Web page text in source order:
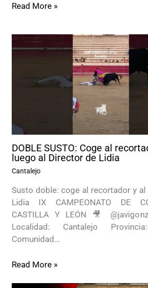
Read More »
DOBLE SUSTO: Coge al
luego al Director de Lidia
Cantalejo
Susto doble: coge al recortador y
Lidia IX CAMPEONATO DE
CASTILLA Y LEÓN 🎥
Localidad: Cantalejo
Comunidad…
Read More »